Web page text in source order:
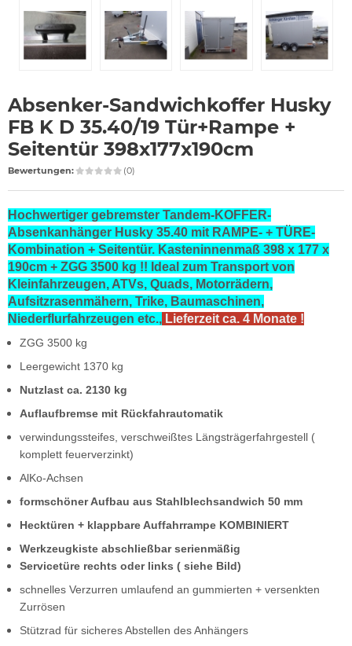
Absenker-Sandwichkoffer Husky
FB K D 35.40/19 Tür+Rampe +
Seitentür 398x177x190cm
Bewertungen: (0)
Hochwertiger gebremster Tandem-KOFFER-
Absenkanhänger Husky 35.40 mit RAMPE- + TÜRE-
Kombination + Seitentür. Kasteninnenmaß 398 x 177 x
190cm + ZGG 3500 kg !! Ideal zum Transport von
Kleinfahrzeugen, ATVs, Quads, Motorrädern,
Aufsitzrasenmähern, Trike, Baumaschinen,
Niederflurfahrzeugen etc., Lieferzeit ca. 4 Monate !
ZGG 3500 kg
Leergewicht 1370 kg
Nutzlast ca. 2130 kg
Auflaufbremse mit Rückfahrautomatik
verwindungssteifes, verschweißtes Längsträgerfahrgestell (
komplett feuerverzinkt)
AlKo-Achsen
formschöner Aufbau aus Stahlblechsandwich 50 mm
Hecktüren + klappbare Auffahrrampe KOMBINIERT
Werkzeugkiste abschließbar serienmäßig
Servicetüre rechts oder links ( siehe Bild)
schnelles Verzurren umlaufend an gummierten + versenkten
Zurrösen
Stützrad für sicheres Abstellen des Anhängers